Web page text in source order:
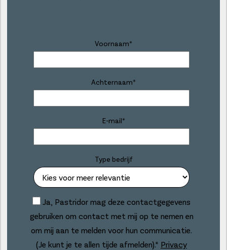
Voornaam*
Achternaam*
E-mail*
Type bedrijf
Ja, Pastridor mag deze contactgegevens
gebruiken om contact met mij op te nemen en
om mij aan te melden voor hun communicatie.
(Je kunt je te allen tijde afmelden).* Privacy